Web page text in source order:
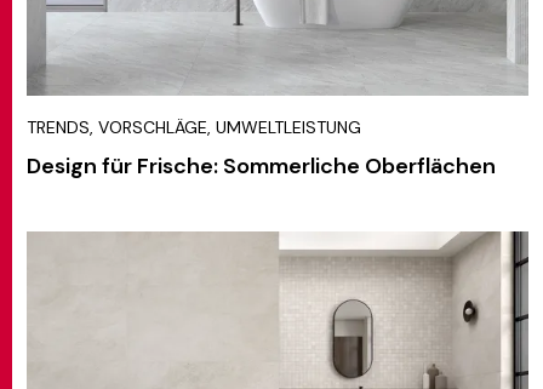
TRENDS, VORSCHLÄGE, UMWELTLEISTUNG
Design für Frische: Sommerliche Oberflächen